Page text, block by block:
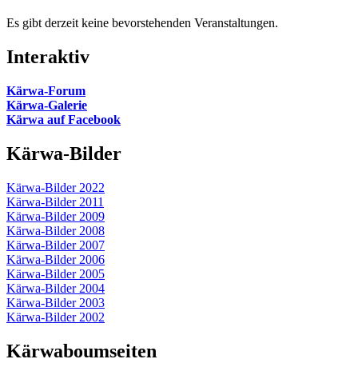
Es gibt derzeit keine bevorstehenden Veranstaltungen.
Interaktiv
Kärwa-Forum
Kärwa-Galerie
Kärwa auf Facebook
Kärwa-Bilder
Kärwa-Bilder 2022
Kärwa-Bilder 2011
Kärwa-Bilder 2009
Kärwa-Bilder 2008
Kärwa-Bilder 2007
Kärwa-Bilder 2006
Kärwa-Bilder 2005
Kärwa-Bilder 2004
Kärwa-Bilder 2003
Kärwa-Bilder 2002
Kärwaboumseiten